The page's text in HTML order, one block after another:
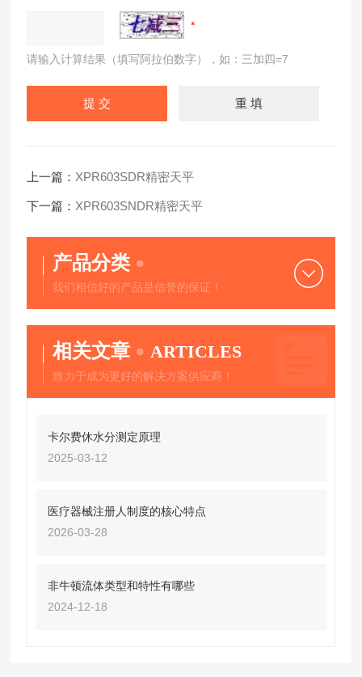
请输入计算结果（填写阿拉伯数字），如：三加四=7
上一篇： XPR603SDR精密天平
下一篇： XPR603SNDR精密天平
产品分类
我们相信好的产品是信誉的保证！
相关文章 ARTICLES
致力于成为更好的解决方案供应商！
卡尔费休水分测定原理
2025-03-12
医疗器械注册人制度的核心特点
2026-03-28
非牛顿流体类型和特性有哪些
2024-12-18